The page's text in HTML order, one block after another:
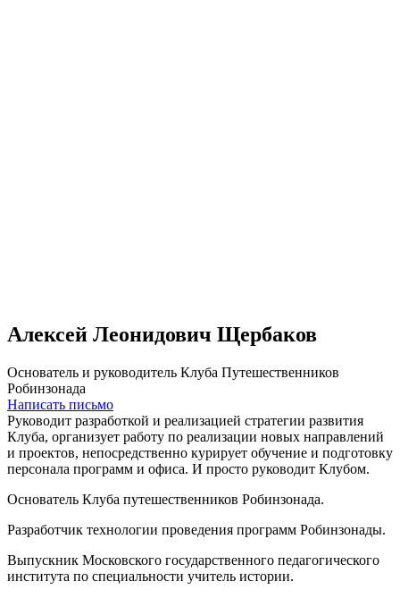
Алексей Леонидович Щербаков
Основатель и руководитель Клуба Путешественников
Робинзонада
Написать письмо
Руководит разработкой и реализацией стратегии развития
Клуба, организует работу по реализации новых направлений
и проектов, непосредственно курирует обучение и подготовку
персонала программ и офиса. И просто руководит Клубом.
Основатель Клуба путешественников Робинзонада.
Разработчик технологии проведения программ Робинзонады.
Выпускник Московского государственного педагогического
института по специальности учитель истории.